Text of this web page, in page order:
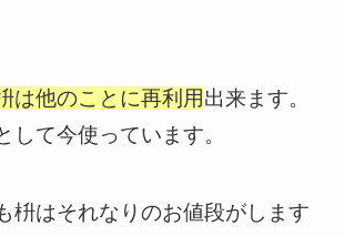
は他のことに再利用出来ます。
して今使っています。
枡はそれなりのお値段がします